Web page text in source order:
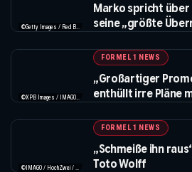
Marko spricht
seine „größte
FORMEL 1 NEWS
„Großartiger
enthüllt irre Pläne
FORMEL 1 NEWS
„Schmeiße ihn
Toto Wolff